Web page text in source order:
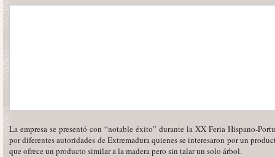
La empresa se presentó con “notable éxito” durante la XX Feria Hispano-
por diferentes autoridades de Extremadura quienes se interesaron por un
que ofrece un producto similar a la madera pero sin talar un solo árbol.